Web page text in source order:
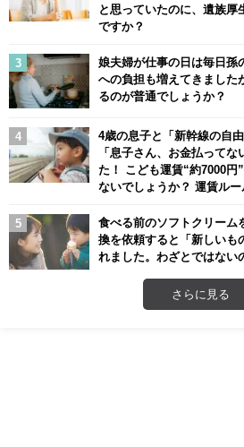
と思っていたのに、遺族厚
ですか？
娘夫婦が仕事の日は毎日孫
への負担も増えてきました
るのが普通でしょうか？
4歳の息子と「新幹線の自
「息子さん、お金払って
た！ こども運賃“約7000円
ないでしょうか？ 運賃ルー
食べる前のソフトクリーム
換を依頼すると「新しいも
れました。わざとではない
さらに見る